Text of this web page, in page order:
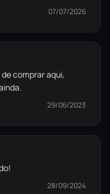
07/07/2026
comprar aqui,
29/06/2023
28/09/2024